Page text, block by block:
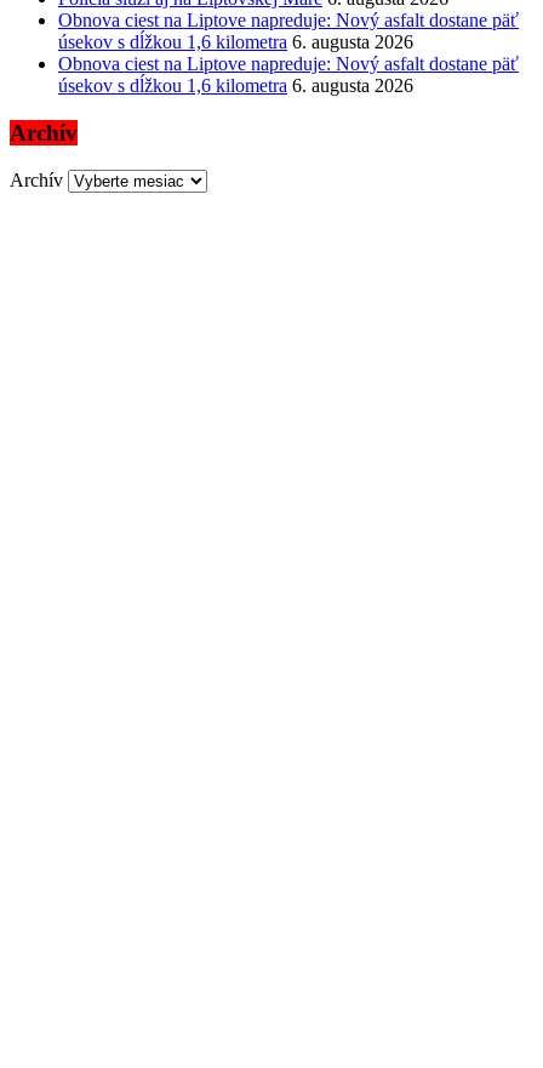
Obnova ciest na Liptove napreduje: Nový asfalt dostane päť
úsekov s dĺžkou 1,6 kilometra 6. augusta 2026
Obnova ciest na Liptove napreduje: Nový asfalt dostane päť
úsekov s dĺžkou 1,6 kilometra 6. augusta 2026
Archív
Archív